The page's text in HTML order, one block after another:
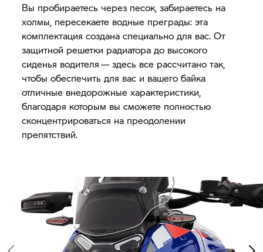
Вы пробираетесь через песок, забираетесь на
холмы, пересекаете водные преграды: эта
комплектация создана специально для вас. От
защитной решетки радиатора до высокого
сиденья водителя — здесь все рассчитано так,
чтобы обеспечить для вас и вашего байка
отличные внедорожные характеристики,
благодаря которым вы сможете полностью
сконцентрироваться на преодолении
препятствий.